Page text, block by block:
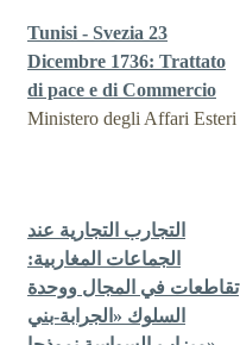
Tunisi - Svezia 23
Dicembre 1736: Trattato
di pace e di Commercio
Ministero degli Affari Esteri
التجارب التجارية عند
الجماعات المغاربية:
تقاطعات في المجال ووحدة
السلوك «الجرابة-بني